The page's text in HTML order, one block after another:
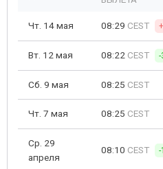
Чт. 14 мая 08:29 CEST
Вт. 12 мая 08:22 CEST -
Сб. 9 мая 08:25 CEST
Чт. 7 мая 08:25 CEST
Ср. 29
апреля
08:10 CEST -